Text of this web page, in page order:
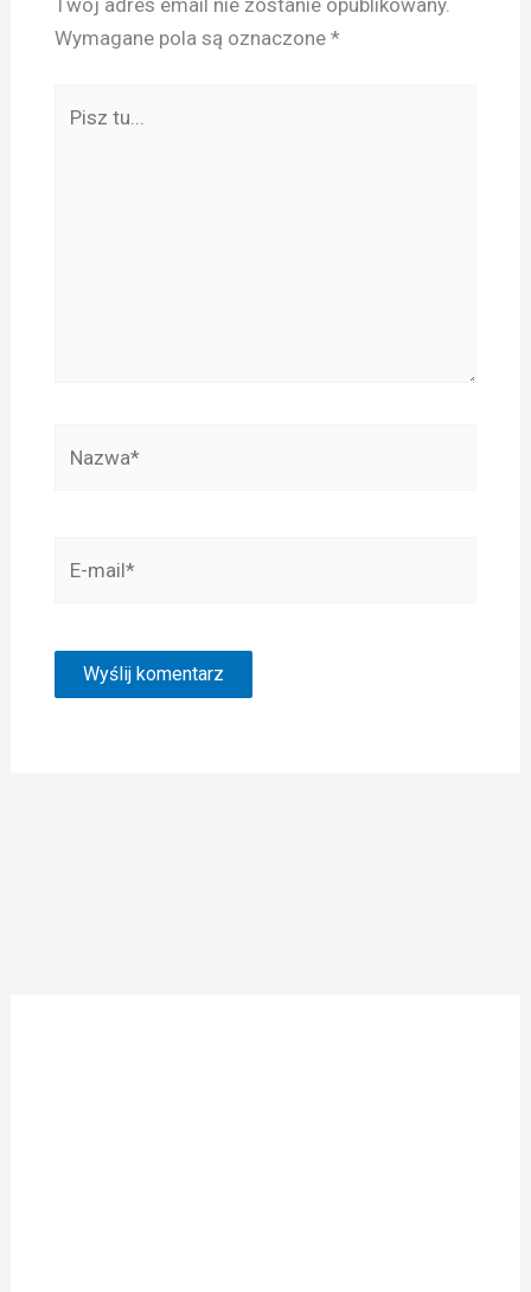
Wymagane pola są oznaczone *